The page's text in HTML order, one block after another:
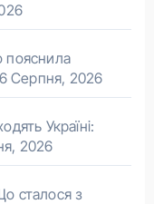
пояснила
6 Серпня, 2026
Україні:
2026
сталося з